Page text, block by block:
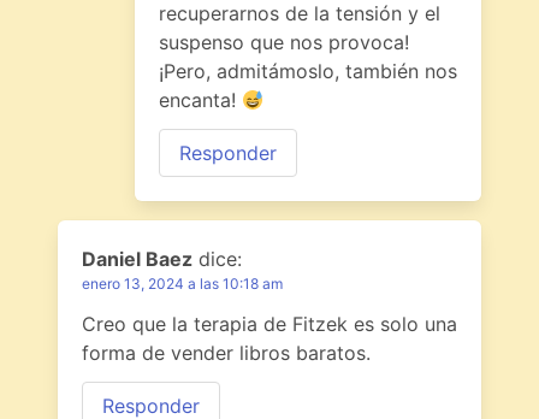
recuperarnos de la tensión y el
suspenso que nos provoca!
¡Pero, admitámoslo, también nos
encanta!
Responder
Daniel Baez dice:
enero 13, 2024 a las 10:18 am
Creo que la terapia de Fitzek es solo una
forma de vender libros baratos.
Responder